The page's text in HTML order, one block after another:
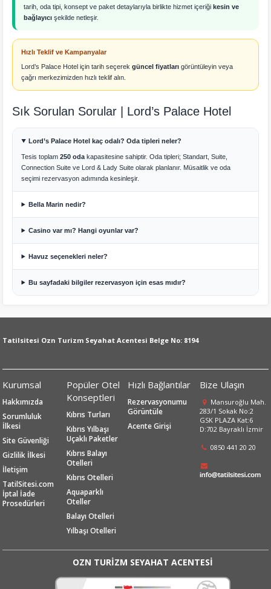
tarih, oda tipi, konsept ve paket detaylarıyla birlikte hizmet içeriğikesin ve
bağlayıcı şekilde netleşir.
Hızlı Teklif ve Kampanyalar
Lord’s Palace Hotel için tarih seçerekgüncel fiyatları görüntüleyin veya
çağrı merkezimizden hızlı teklif alın.
Sık Sorulan Sorular | Lord’s Palace Hotel
Lord’s Palace Hotel kaç odalı? Oda tipleri neler?
Tesis toplam250 oda kapasitesine sahiptir. Oda tipleri; Standart, Suite,
Connection Suite ve Lord & Lady Suite olarak planlanır. Müsaitlik ve oda
seçimi rezervasyon adımında kesinleşir.
Bella Marin nedir?
Casino var mı? Hangi oyunlar var?
Havuz seçenekleri neler?
Bu sayfadaki bilgiler rezervasyon için esas mıdır?
Tatilsitesi Ozn Turizm Seyahat Acentesi Belge No: 8194
Kurumsal
Hakkımızda
Sorumluluk
İlkesi
Site Güvenliği
Gizlilik İlkesi
İletişim
TatilSitesi.com
İptal İade
Prosedürleri
Popüler Otel
Konseptleri
Kıbrıs Turları
Kıbrıs Yılbaşı
Uçaklı Paketler
Kıbrıs Balayı
Otelleri
Kıbrıs Otelleri
Aquaparklı
Oteller
Balayı Otelleri
Yılbaşı Otelleri
Hızlı Bağlantılar
Rezervasyonumu
Görüntüle
Acente Girişi
Bize Ulaşın
Mansuroğlu Mah.
283/1 Sokak No:2
GSK PLAZA Kat:6
D:702 Bayraklı İzmir
0850 441 20 20
OZN TURİZM SEYAHAT ACENTESİ